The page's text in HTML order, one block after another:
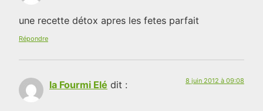
une recette détox apres les fetes parfait
Répondre
la Fourmi Elé dit : 8 juin 2012 à 09:08